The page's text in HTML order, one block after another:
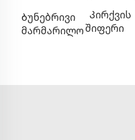
Ბუნებრივი
მარმარილო
Კირქვის
შიფერი